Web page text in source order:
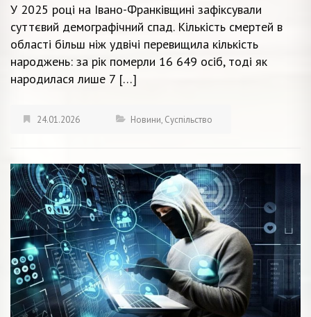
У 2025 році на Івано-Франківщині зафіксували
суттєвий демографічний спад. Кількість смертей в
області більш ніж удвічі перевищила кількість
народжень: за рік померли 16 649 осіб, тоді як
народилася лише 7 […]
24.01.2026 Новини, Суспільство